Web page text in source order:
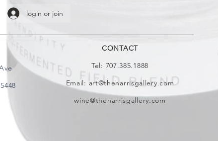
login or join
CONTACT
Tel: 707.385.1888
Email: art@theharrisgallery.com
wine@theharrisgallery.com